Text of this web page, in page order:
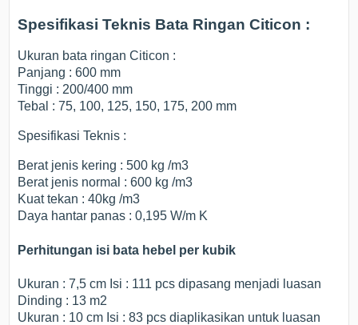
Spesifikasi Teknis Bata Ringan Citicon :
Ukuran bata ringan Citicon :
Panjang : 600 mm
Tinggi : 200/400 mm
Tebal : 75, 100, 125, 150, 175, 200 mm
Spesifikasi Teknis :
Berat jenis kering : 500 kg /m3
Berat jenis normal : 600 kg /m3
Kuat tekan : 40kg /m3
Daya hantar panas : 0,195 W/m K
Perhitungan isi bata hebel per kubik
Ukuran : 7,5 cm Isi : 111 pcs dipasang menjadi luasan
Dinding : 13 m2
Ukuran : 10 cm Isi : 83 pcs diaplikasikan untuk luasan